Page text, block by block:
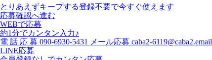
とりあえずキープする登録不要で今すぐ使えます
応募確認へ進む
WEBで応募
約1分でカンタン入力♪
電 話 応 募 090-6930-5431 メール応募 caba2-6119@caba2.email
LINE応募